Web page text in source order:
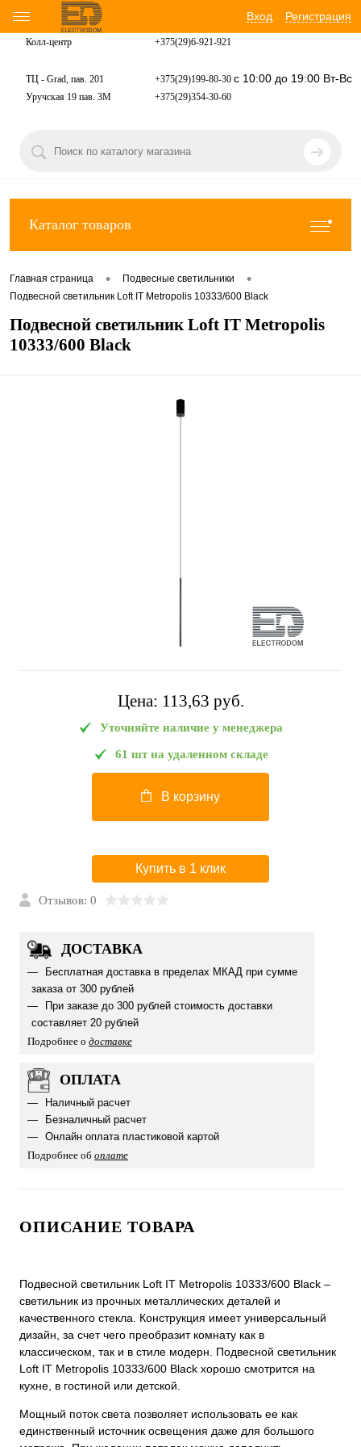
Вход Регистрация
Колл-центр +375(29)6-921-921
ТЦ - Grad, пав. 201 +375(29)199-80-30 с 10:00 до 19:00 Вт-Вс
Уручская 19 пав. 3М +375(29)354-30-60
Каталог товаров
Главная страница • Подвесные светильники •
Подвесной светильник Loft IT Metropolis 10333/600 Black
Подвесной светильник Loft IT Metropolis
10333/600 Black
Цена: 113,63 pуб.
Уточняйте наличие у менеджера
61 шт на удаленном складе
В корзину
Купить в 1 клик
Отзывов: 0
ДОСТАВКА
Бесплатная доставка в пределах МКАД при сумме
заказа от 300 рублей
При заказе до 300 рублей стоимость доставки
составляет 20 рублей
Подробнее о доставке
ОПЛАТА
Наличный расчет
Безналичный расчет
Онлайн оплата пластиковой картой
Подробнее об оплате
ОПИСАНИЕ ТОВАРА
Подвесной светильник Loft IT Metropolis 10333/600 Black –
светильник из прочных металлических деталей и
качественного стекла. Конструкция имеет универсальный
дизайн, за счет чего преобразит комнату как в
классическом, так и в стиле модерн. Подвесной светильник
Loft IT Metropolis 10333/600 Black хорошо смотрится на
кухне, в гостиной или детской.
Мощный поток света позволяет использовать ее как
единственный источник освещения даже для большого